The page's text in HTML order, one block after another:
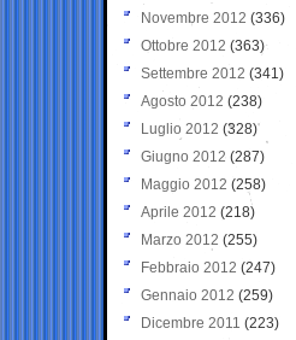
Novembre 2012 (336)
Ottobre 2012 (363)
Settembre 2012 (341)
Agosto 2012 (238)
Luglio 2012 (328)
Giugno 2012 (287)
Maggio 2012 (258)
Aprile 2012 (218)
Marzo 2012 (255)
Febbraio 2012 (247)
Gennaio 2012 (259)
Dicembre 2011 (223)